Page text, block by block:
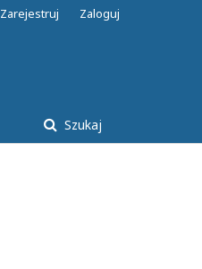
Szukaj
Zarejestruj Zaloguj